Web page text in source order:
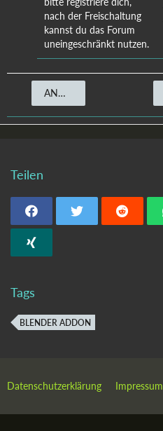
nach der Freischaltung
kannst du das Forum
uneingeschränkt nutzen.
ANMELDEN
Teilen
Tags
BLENDER ADDON
Datenschutzerklärung Impressum